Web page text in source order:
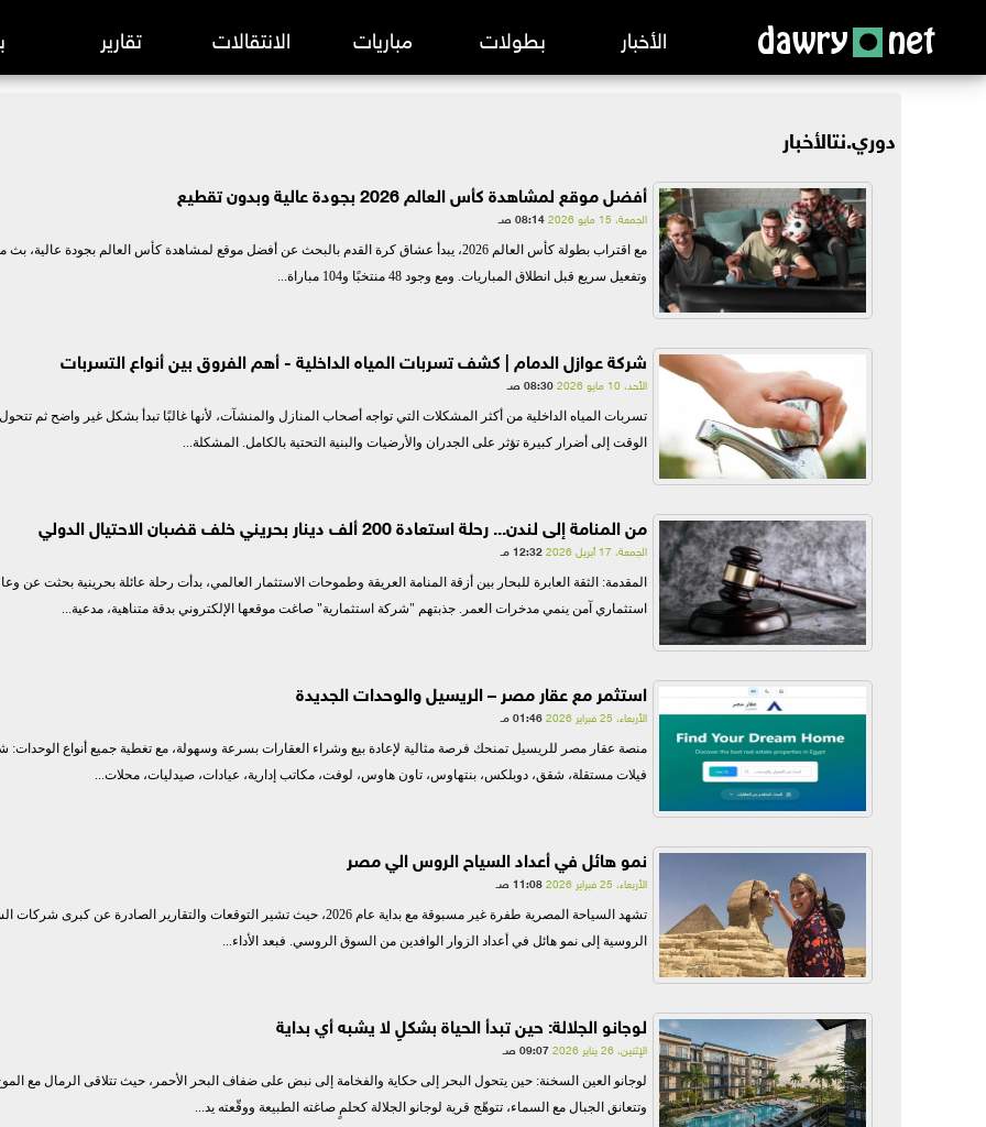
الأخبار بطولات
الدوري الإسباني
الدوري الإيطالي
دوري أبطال أوروبا
الدوري الفرنسي
الدوري الأوروبي
الدوري المصري
دوري أبطال أفريقيا
مباريات الانتقالات تقارير
دوري.نتالأخبار
أفضل موقع لمشاهدة كأس العالم 2026 بجودة عالية وبدون تقطيع
الجمعة، 15 مايو 2026 08:14 صـ
مع اقتراب بطولة كأس العالم 2026، يبدأ عشاق كرة القدم بالبحث عن أفضل موقع لمشاهدة كأس العالم بجودة عالية،
وتفعيل سريع قبل انطلاق المباريات. ومع وجود 48 منتخبًا و104 مباراة...
شركة عوازل الدمام | كشف تسربات المياه الداخلية - أهم الفروق بين أنواع التسربات
الأحد، 10 مايو 2026 08:30 صـ
تسربات المياه الداخلية من أكثر المشكلات التي تواجه أصحاب المنازل والمنشآت، لأنها غالبًا تبدأ بشكل غير واضح ثم
الوقت إلى أضرار كبيرة تؤثر على الجدران والأرضيات والبنية التحتية بالكامل. المشكلة...
من المنامة إلى لندن... رحلة استعادة 200 ألف دينار بحريني خلف قضبان الاحتيال الدولي
الجمعة، 17 أبريل 2026 12:32 مـ
المقدمة: الثقة العابرة للبحار بين أزقة المنامة العريقة وطموحات الاستثمار العالمي، بدأت رحلة عائلة بحرينية بحثت عن
استثماري آمن ينمي مدخرات العمر. جذبتهم "شركة استثمارية" صاغت موقعها الإلكتروني بدقة متناهية، مدعية...
استثمر مع عقار مصر – الريسيل والوحدات الجديدة
الأربعاء، 25 فبراير 2026 01:46 مـ
منصة عقار مصر للريسيل تمنحك فرصة مثالية لإعادة بيع وشراء العقارات بسرعة وسهولة، مع تغطية جميع أنواع الوحدات:
فيلات مستقلة، شقق، دوبلكس، بنتهاوس، تاون هاوس، لوفت، مكاتب إدارية، عيادات، صيدليات، محلات...
نمو هائل في أعداد السياح الروس الي مصر
الأربعاء، 25 فبراير 2026 11:08 صـ
تشهد السياحة المصرية طفرة غير مسبوقة مع بداية عام 2026، حيث تشير التوقعات والتقارير الصادرة عن كبرى
الروسية إلى نمو هائل في أعداد الزوار الوافدين من السوق الروسي. فبعد الأداء...
لوجانو الجلالة: حين تبدأ الحياة بشكلٍ لا يشبه أي بداية
الإثنين، 26 يناير 2026 09:07 صـ
لوجانو العين السخنة: حين يتحول البحر إلى حكاية والفخامة إلى نبض على ضفاف البحر الأحمر، حيث تتلاقى الرمال مع
وتتعانق الجبال مع السماء، تتوهّج قرية لوجانو الجلالة كحلمٍ صاغته الطبيعة ووقّعته يد...